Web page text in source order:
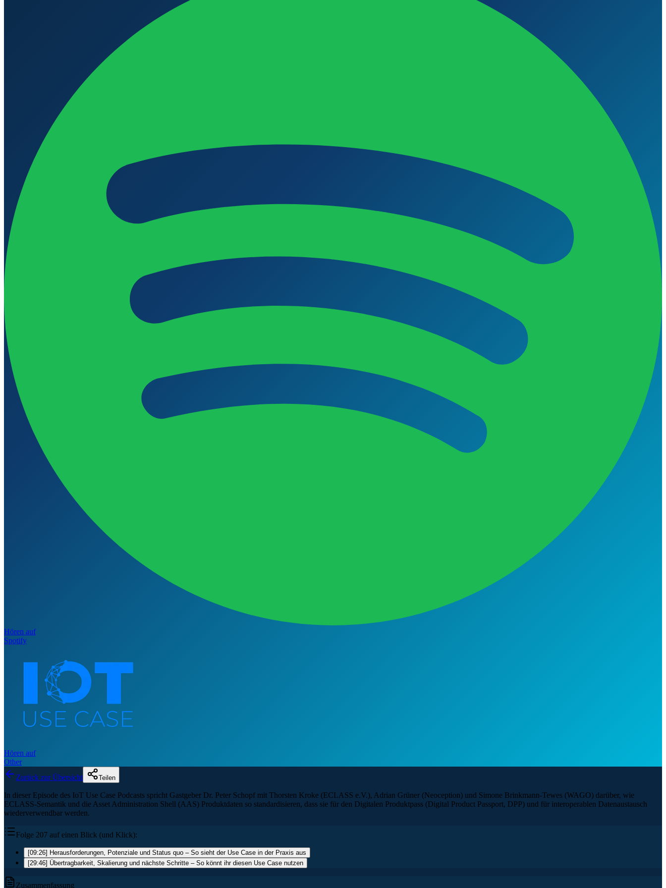
Hören auf
Spotify
Hören auf
Other
Zurück zur Übersicht
Teilen
In dieser Episode des IoT Use Case Podcasts spricht Gastgeber Dr. Peter Schopf mit Thorsten Kroke (ECLASS e.V.), Adrian Grüner (Neoception) und Simone Brinkmann-Tewes (WAGO) darüber, wie
ECLASS-Semantik und die Asset Administration Shell (AAS) Produktdaten so standardisieren, dass sie für den Digitalen Produktpass (Digital Product Passport, DPP) und für interoperablen Datenaustausch
wiederverwendbar werden.
Folge 207 auf einen Blick (und Klick):
[09:26] Herausforderungen, Potenziale und Status quo – So sieht der Use Case in der Praxis aus
[29:46] Übertragbarkeit, Skalierung und nächste Schritte – So könnt ihr diesen Use Case nutzen
Zusammenfassung